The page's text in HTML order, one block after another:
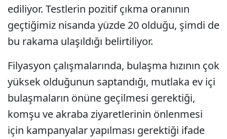
ediliyor. Testlerin pozitif çıkma oranının
geçtiğimiz nisanda yüzde 20 olduğu, şimdi de
bu rakama ulaşıldığı belirtiliyor.
Filyasyon çalışmalarında, bulaşma hızının çok
yüksek olduğunun saptandığı, mutlaka ev içi
bulaşmaların önüne geçilmesi gerektiği,
komşu ve akraba ziyaretlerinin önlenmesi
için kampanyalar yapılması gerektiği ifade